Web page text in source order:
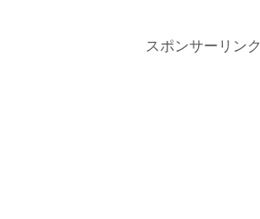
スポンサーリンク